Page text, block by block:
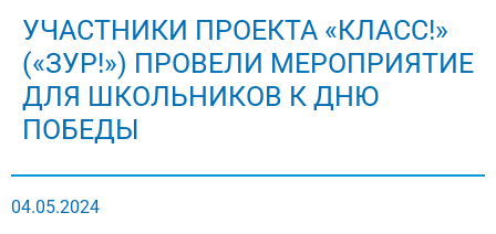
УЧАСТНИКИ ПРОЕКТА «КЛАСС!»
(«ЗУР!») ПРОВЕЛИ МЕРОПРИЯТИЕ
ДЛЯ ШКОЛЬНИКОВ К ДНЮ
ПОБЕДЫ
04.05.2024